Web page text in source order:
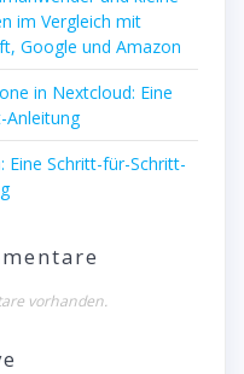
im Vergleich mit
Google und Amazon
in Nextcloud: Eine
Anleitung
Eine Schritt-für-Schritt-
vorhanden.